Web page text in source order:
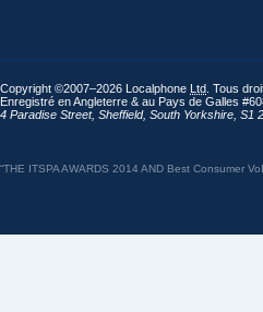
Copyright ©2007–2026 Localphone Ltd . Tous
Enregistré en Angleterre & au Pays de Galles
4 Paradise Street, Sheffield, South Yorkshire S1
“THE ITSPA AWARDS 2014 AND Best Consumer